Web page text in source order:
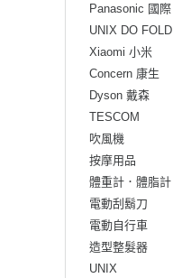
Panasonic 國際
UNIX DO FOLD
Xiaomi 小米
Concern 康生
Dyson 戴森
TESCOM
吹風機
按摩用品
體重計．體脂計
電動刮鬍刀
電動自行車
造型整髮器
UNIX